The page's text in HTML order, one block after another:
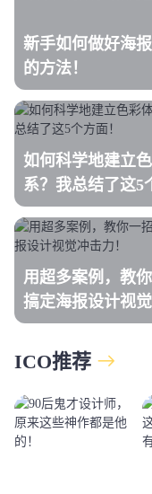
新手如何做好海
的方法！
如何科学地建立
系？我总结了这5
面！
用超多案例，教
搞定海报设计视
力！
ICO推荐